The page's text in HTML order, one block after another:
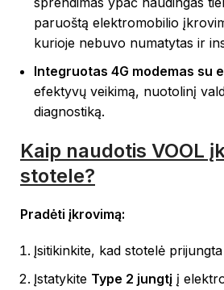
paruoštą elektromobilio
kurioje nebuvo numatytas ir
Integruotas 4G modemas su
efektyvų veikimą, nuotolinį
diagnostiką.
Kaip naudotis VOOL
stotele?
Pradėti įkrovimą:
Įsitikinkite, kad stotelė
Įstatykite Type 2 jungtį į